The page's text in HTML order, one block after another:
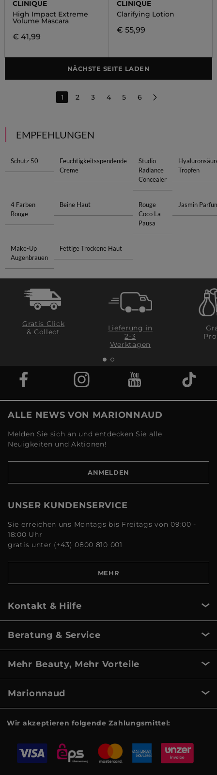
CLINIQUE
High Impact Extreme
Volume Mascara
€ 41,99
CLINIQUE
Clarifying Lotion
€ 55,99
NÄCHSTE SEITE LADEN
1 2 3 4 5 6
EMPFEHLUNGEN
Schutz 50
Feuchtigkeitsspendende
Creme
Studio
Radiance
Concealer
Tropfen
4 Farben
Rouge
Beine Haut
Rouge
Coco La
Pausa
Jasmin
Make-Up
Augenbrauen
Fettige Trockene Haut
Gratis Click
& Collect
Lieferung in
2-3
Werktagen
ALLE NEWS VON MARIONNAUD
Melden Sie sich an und entdecken Sie alle
Neuigkeiten und Aktionen!
ANMELDEN
UNSER KUNDENSERVICE
Sie erreichen uns Montags bis Freitags von 09:00 -
18:00 Uhr
gratis unter (+43) 0800 810 001
MEHR
Kontakt & Hilfe
Beratung & Service
Mehr Beauty, Mehr Vorteile
Marionnaud
Wir akzeptieren folgende Zahlungsmittel: